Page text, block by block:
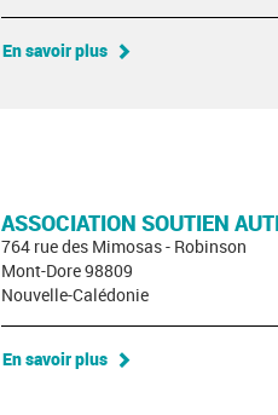
En savoir plus
ASSOCIATION SOUTIEN
764 rue des Mimosas - Robinson
Mont-Dore 98809
Nouvelle-Calédonie
En savoir plus